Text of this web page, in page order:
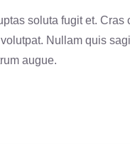
soluta fugit et. Cras
Nullam quis
augue.